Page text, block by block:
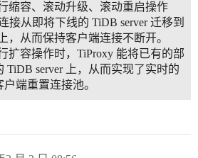
缩容、滚动升级、滚动重启操作
接从即将下线的 TiDB server 迁移到
，从而保持客户端连接不断开。
扩容操作时，TiProxy 能将已有的部
TiDB server 上，从而实现了实时的
端重置连接池。